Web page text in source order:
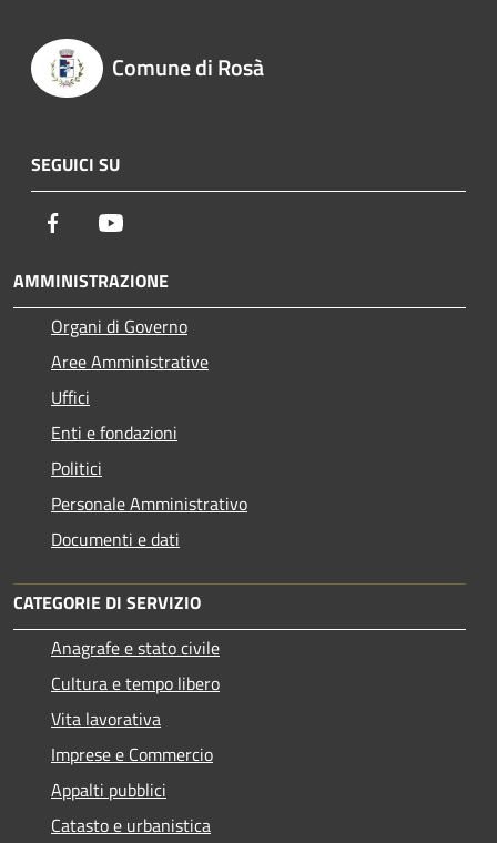
Comune di Rosà
SEGUICI SU
Facebook
AMMINISTRAZIONE
Organi di Governo
Aree Amministrative
Uffici
Enti e fondazioni
Politici
Personale Amministrativo
Documenti e dati
CATEGORIE DI SERVIZIO
Anagrafe e stato civile
Cultura e tempo libero
Vita lavorativa
Imprese e Commercio
Appalti pubblici
Catasto e urbanistica